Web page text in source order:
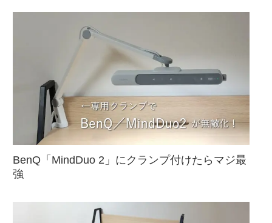
BenQ「MindDuo 2」にクランプ付けたらマジ最
強